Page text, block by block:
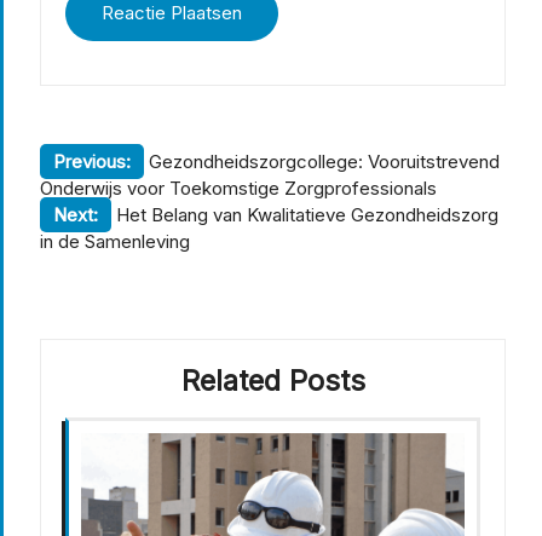
Berichtnavigatie
Previous:
Gezondheidszorgcollege: Vooruitstrevend
Onderwijs voor Toekomstige Zorgprofessionals
Next:
Het Belang van Kwalitatieve Gezondheidszorg
in de Samenleving
Related Posts